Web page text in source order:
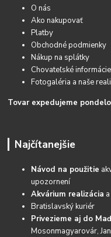
O nás
Ako nakupovať
Platby
Obchodné podmienky
Nákup na splátky
Chovateľské informácie
Fotogaléria a naše
Tovar expedujeme
Najčítanejšie
Návod na použitie
upozornení
Akvárium realizácia
Bratislavský kuriér
Privezieme aj do
Mosonmagyarovár,